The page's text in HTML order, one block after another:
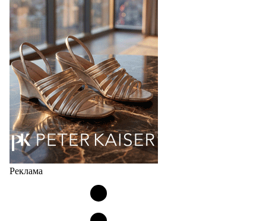
соответствует сегодняшнему тренду на
сникерины (гибридный вариант балеток и
кроссовок обтекаемой формы и с тонкой подошвой).
Но в модели Miu Miu Bubble присутствует еще и…
05.08.2026 3057
Реклама